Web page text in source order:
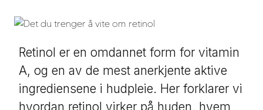
Retinol er en omdannet form for vitamin
A, og en av de mest anerkjente aktive
ingrediensene i hudpleie. Her forklarer vi
hvordan retinol virker på huden, hvem